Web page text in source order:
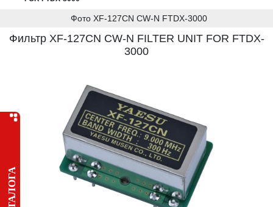
Фото XF-127CN CW-N FTDX-3000
Фильтр XF-127CN CW-N FILTER UNIT FOR FTDX-
3000